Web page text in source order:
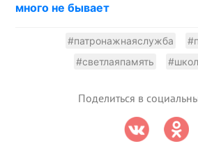
много не бывает
#патронажнаяслужба
#светлаяпамять
Поделиться в